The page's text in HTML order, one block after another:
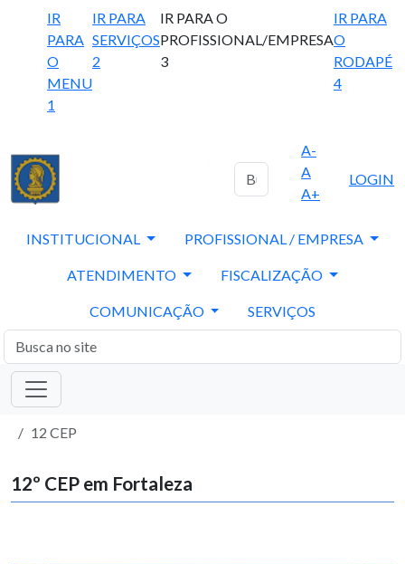
IR
PARA
O
MENU
1
IR PARA
SERVIÇOS
2
IR PARA O
PROFISSIONAL/EMPRESA
3
IR PARA
O
RODAPÉ
4
A-
A
A+
LOGIN
INSTITUCIONAL PROFISSIONAL / EMPRESA
ATENDIMENTO FISCALIZAÇÃO
COMUNICAÇÃO SERVIÇOS
12 CEP
12º CEP em Fortaleza